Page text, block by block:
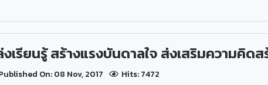
รียนรู้ สร้างแรงบันดาลใจ ส่งเสริมความคิดส
On: 08 Nov, 2017 Hits: 7472